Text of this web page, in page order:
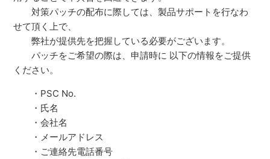
対策パッチの配布に際しては、製品サポートを行なわ
せて頂く上で、
弊社が提供先を把握している必要がございます。
パッチをご希望の際は、申請時に 以下の情報をご提供
ください。
・PSC No.
・氏名
・会社名
・メールアドレス
・ご連絡先電話番号